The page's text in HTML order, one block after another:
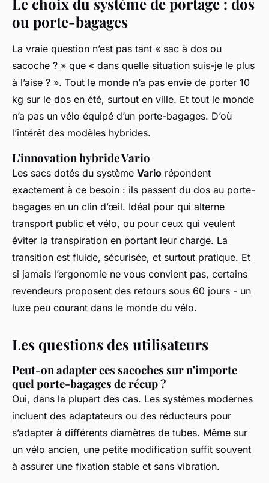
Le choix du système de portage : dos
ou porte-bagages
La vraie question n’est pas tant « sac à dos ou
sacoche ? » que « dans quelle situation suis-je le plus
à l’aise ? ». Tout le monde n’a pas envie de porter 10
kg sur le dos en été, surtout en ville. Et tout le monde
n’a pas un vélo équipé d’un porte-bagages. D’où
l’intérêt des modèles hybrides.
L'innovation hybride Vario
Les sacs dotés du système Vario répondent
exactement à ce besoin : ils passent du dos au porte-
bagages en un clin d’œil. Idéal pour qui alterne
transport public et vélo, ou pour ceux qui veulent
éviter la transpiration en portant leur charge. La
transition est fluide, sécurisée, et surtout pratique. Et
si jamais l’ergonomie ne vous convient pas, certains
revendeurs proposent des retours sous 60 jours - un
luxe peu courant dans le monde du vélo.
Les questions des utilisateurs
Peut-on adapter ces sacoches sur n'importe
quel porte-bagages de récup ?
Oui, dans la plupart des cas. Les systèmes modernes
incluent des adaptateurs ou des réducteurs pour
s’adapter à différents diamètres de tubes. Même sur
un vélo ancien, une petite modification suffit souvent
à assurer une fixation stable et sans vibration.